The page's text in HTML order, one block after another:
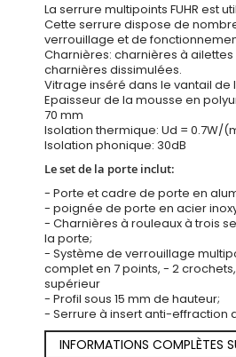
Porte d'entrée
La serrure multipoints FUHR est
Cette serrure dispose de
verrouillage et de
Charnières: charnières à
charnières dissimulées.
Vitrage inséré dans le vantail de
Epaisseur de la mousse en
70 mm
Isolation thermique: Ud = 0.7W/
Isolation phonique: 30dB
Le set de la porte inclut:
- Porte et cadre de porte en
- poignée de porte en acier
- Charnières à rouleaux à trois
la porte;
- Système de verrouillage
complet en 7 points, - 2
supérieur
- Profil sous 15 mm de hauteur;
- Serrure à insert anti-effraction
INFORMATIONS COMPLÈTES